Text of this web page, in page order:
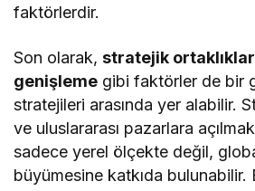
faktörlerdir.
Son olarak,stratejik ortaklıklar
genişleme gibi faktörler de bir
stratejileri arasında yer alabilir.
ve uluslararası pazarlara
sadece yerel ölçekte değil,
büyümesine katkıda bulunabilir.